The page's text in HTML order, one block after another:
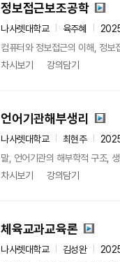
정보접근보조공학
나사렛대학교 육주혜
컴퓨터와 정보접근의 이해, 정보
차시보기
강의담기
언어기관해부생리
나사렛대학교 최현주
말, 언어기관의 해부학적 구조,
차시보기
강의담기
체육교과교육론
나사렛대학교 김성완